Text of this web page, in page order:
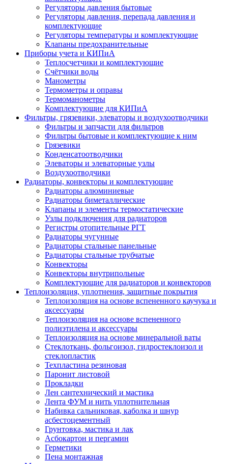
Регуляторы давления бытовые
Регуляторы давления, перепада давления и
комплектующие
Регуляторы температуры и комплектующие
Клапаны предохранительные
Приборы учета и КИПиА
Теплосчетчики и комплектующие
Счётчики воды
Манометры
Термометры и оправы
Термоманометры
Комплектующие для КИПиА
Фильтры, грязевики, элеваторы и воздухоотводчики
Фильтры и запчасти для фильтров
Фильтры бытовые и комплектующие к ним
Грязевики
Конденсатоотводчики
Элеваторы и элеваторные узлы
Воздухоотводчики
Радиаторы, конвекторы и комплектующие
Радиаторы алюминиевые
Радиаторы биметаллические
Клапаны и элементы термостатические
Узлы подключения для радиаторов
Регистры отопительные РГТ
Радиаторы чугунные
Радиаторы стальные панельные
Радиаторы стальные трубчатые
Конвекторы
Конвекторы внутрипольные
Комплектующие для радиаторов и конвекторов
Теплоизоляция, уплотнения, защитные покрытия
Теплоизоляция на основе вспененного каучука и
аксессуары
Теплоизоляция на основе вспененного
полиэтилена и аксессуары
Теплоизоляция на основе минеральной ваты
Стеклоткань, фольгоизол, гидростеклоизол и
стеклопластик
Техпластина резиновая
Паронит листовой
Прокладки
Лен сантехнический и мастика
Лента ФУМ и нить уплотнительная
Набивка сальниковая, каболка и шнур
асбестоцементный
Грунтовка, мастика и лак
Асбокартон и пергамин
Герметики
Пена монтажная